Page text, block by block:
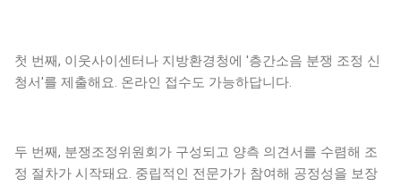
첫 번째, 이웃사이센터나 지방환경청에 '층간소음 분쟁 조정 신
청서'를 제출해요. 온라인 접수도 가능하답니다.
두 번째, 분쟁조정위원회가 구성되고 양측 의견서를 수렴해 조
정 절차가 시작돼요. 중립적인 전문가가 참여해 공정성을 보장